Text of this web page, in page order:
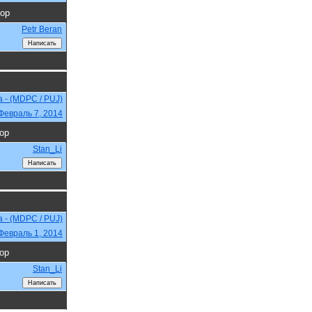
Petr Beran
- (MDPC / PUJ)
7, 2014
Stan_Li
- (MDPC / PUJ)
1, 2014
Stan_Li